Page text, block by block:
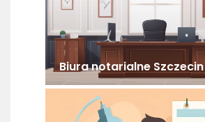
Biura notarialne Szczecin